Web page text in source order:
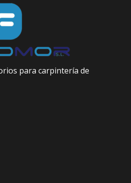
para carpintería de